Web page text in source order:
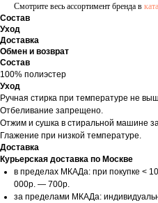
Смотрите весь ассортимент бренда в
Состав
Уход
Доставка
Обмен и возврат
Состав
100% полиэстер
Уход
Ручная стирка при температуре не
Отбеливание запрещено.
Отжим и сушка в стиральной машине
Глажение при низкой температуре.
Доставка
Курьерская доставка по Москве
в пределах МКАДа: при покупке <
000р. — 700р.
за пределами МКАДа: